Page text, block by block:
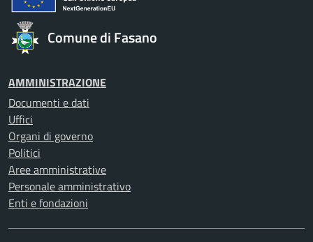
Comune di Fasano
AMMINISTRAZIONE
Documenti e dati
Uffici
Organi di governo
Politici
Aree amministrative
Personale amministrativo
Enti e fondazioni